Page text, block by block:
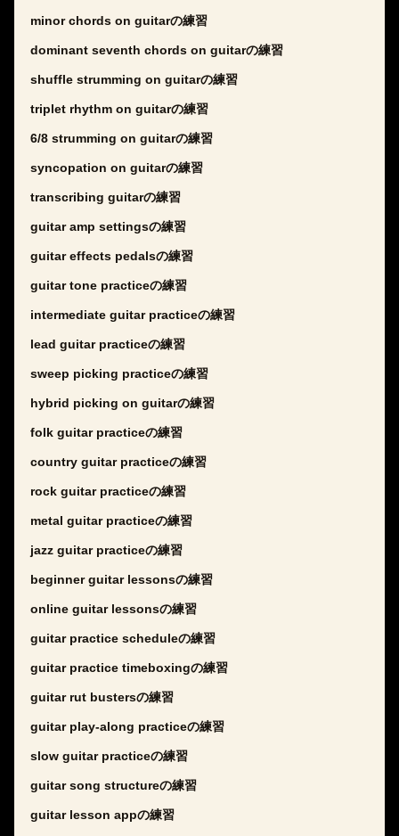
minor chords on guitarの練習
dominant seventh chords on guitarの練習
shuffle strumming on guitarの練習
triplet rhythm on guitarの練習
6/8 strumming on guitarの練習
syncopation on guitarの練習
transcribing guitarの練習
guitar amp settingsの練習
guitar effects pedalsの練習
guitar tone practiceの練習
intermediate guitar practiceの練習
lead guitar practiceの練習
sweep picking practiceの練習
hybrid picking on guitarの練習
folk guitar practiceの練習
country guitar practiceの練習
rock guitar practiceの練習
metal guitar practiceの練習
jazz guitar practiceの練習
beginner guitar lessonsの練習
online guitar lessonsの練習
guitar practice scheduleの練習
guitar practice timeboxingの練習
guitar rut bustersの練習
guitar play-along practiceの練習
slow guitar practiceの練習
guitar song structureの練習
guitar lesson appの練習